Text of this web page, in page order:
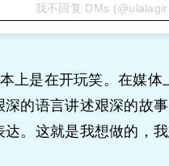
我不回复 DMs
上是在开玩笑。在媒
的语言讲述艰深的故
。这就是我想做的，